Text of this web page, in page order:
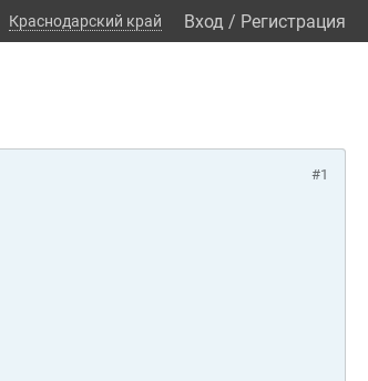
Краснодарский край Вход / Регистрация
#1